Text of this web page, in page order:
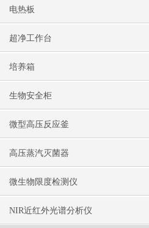
电热板
超净工作台
培养箱
生物安全柜
微型高压反应釜
高压蒸汽灭菌器
微生物限度检测仪
NIR近红外光谱分析仪